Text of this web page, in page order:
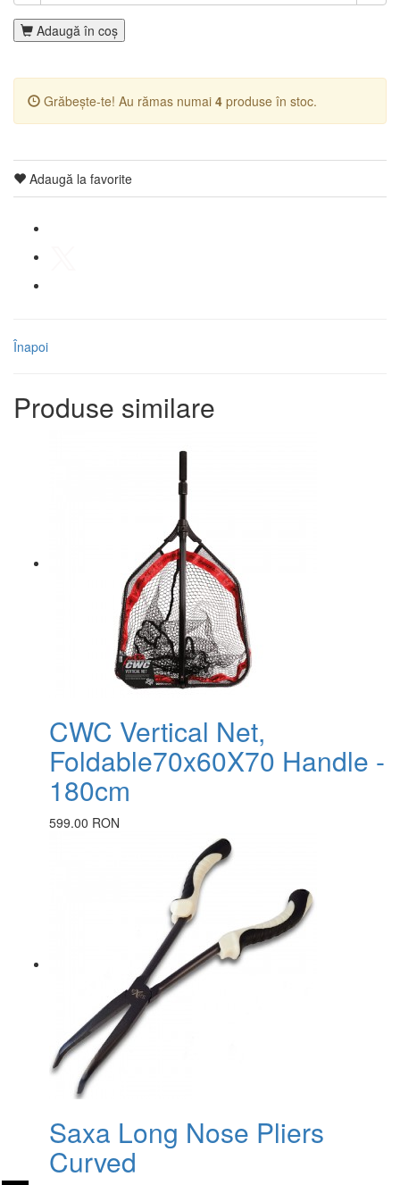
Adaugă în coş
Grăbește-te! Au rămas numai 4 produse în stoc.
Adaugă la favorite
Înapoi
Produse similare
CWC Vertical Net,
Foldable70x60X70 Handle -
180cm
599.00 RON
Saxa Long Nose Pliers
Curved